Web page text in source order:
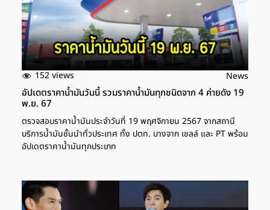
152 views News
อัปเดตราคาน้ำมันวันนี้ รวมราคาน้ำมันทุกชนิดจาก 4 ค่ายดัง 19
พ.ย. 67
ตรวจสอบราคาน้ำมันประจำวันที่ 19 พฤศจิกายน 2567 จากสถานี
บริการน้ำมันชั้นนำทั่วประเทศ ทั้ง ปตท. บางจาก เชลล์ และ PT พร้อม
อัปเดตราคาน้ำมันทุกประเภท